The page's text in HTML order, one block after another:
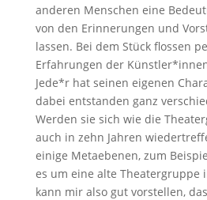
anderen Menschen eine
von den Erinnerungen und
lassen. Bei dem Stück flossen
Erfahrungen der
Jede*r hat seinen eigenen
dabei entstanden ganz
Werden sie sich wie die
auch in zehn Jahren
einige Metaebenen, zum
es um eine alte Theatergruppe
kann mir also gut vorstellen,